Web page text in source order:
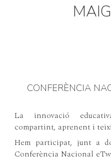
CONFERÈNCIA
La innovació
compartint, aprenent i
Hem participat, junt a
Conferència Nacional